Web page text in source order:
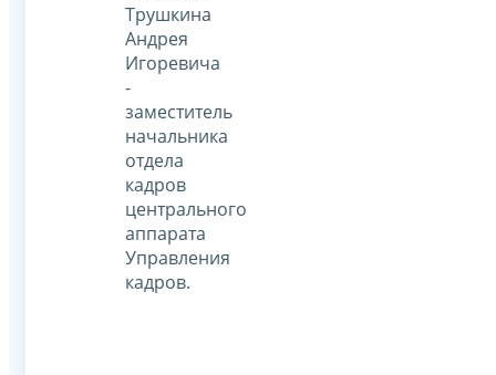
Трушкина
Андрея
Игоревича
-
заместитель
начальника
отдела
кадров
центрального
аппарата
Управления
кадров.